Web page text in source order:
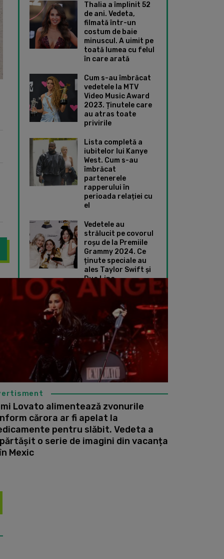
Thalia a împlinit 52
de ani. Vedeta,
filmată într-un
costum de baie
minuscul. A uimit pe
toată lumea cu felul
în care arată
Cum s-au îmbrăcat
vedetele la MTV
Video Music Award
2023. Ținutele care
au atras toate
privirile
Lista completă a
iubitelor lui Kanye
West. Cum s-au
îmbrăcat
partenerele
rapperului în
perioada relației cu
el
Vedetele au
strălucit pe covorul
roșu de la Premiile
Grammy 2024. Ce
ținute speciale au
ales Taylor Swift și
Dua Lipa
și-a etalat silueta suplă în timpul unei vacanțe luxoase
Demi Lovato s-a
Lovato alimentează zvonurile
cărora ar fi apelat la
pentru slăbit. Vedeta a
o serie de imagini din vacanța
Mexic